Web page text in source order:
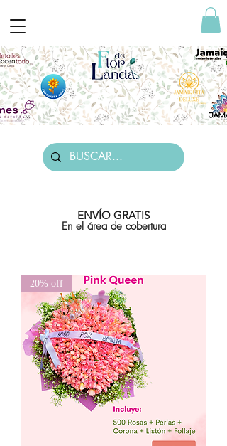
ENVÍO GRATIS
En el área de cobertura
20% off